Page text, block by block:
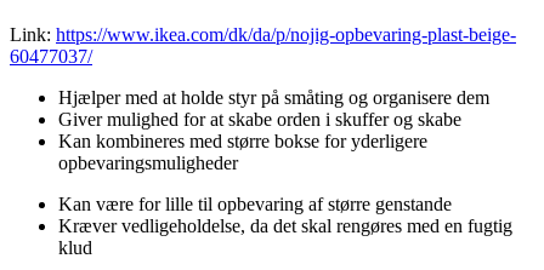
Link: https://www.ikea.com/dk/da/p/nojig-opbevaring-plast-beige-
60477037/
Hjælper med at holde styr på småting og organisere dem
Giver mulighed for at skabe orden i skuffer og skabe
Kan kombineres med større bokse for yderligere
opbevaringsmuligheder
Kan være for lille til opbevaring af større genstande
Kræver vedligeholdelse, da det skal rengøres med en fugtig
klud